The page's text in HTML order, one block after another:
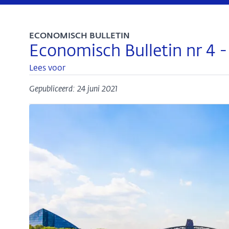
Economisch Bulletin nr 4 -
ECONOMISCH BULLETIN
Lees voor
Gepubliceerd: 24 juni 2021